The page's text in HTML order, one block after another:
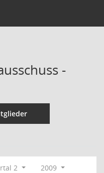
-
2
2009